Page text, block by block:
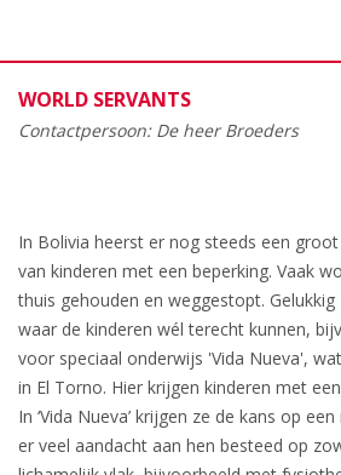
WORLD SERVANTS
Contactpersoon: De heer Broeders
In Bolivia heerst er nog steeds een
van kinderen met een beperking. Vaak
thuis gehouden en weggestopt.
waar de kinderen wél terecht kunnen,
voor speciaal onderwijs 'Vida Nueva', wat
in El Torno. Hier krijgen kinderen met
In ‘Vida Nueva’ krijgen ze de kans op
er veel aandacht aan hen besteed op